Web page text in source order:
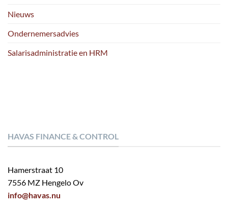
Nieuws
Ondernemersadvies
Salarisadministratie en HRM
HAVAS FINANCE & CONTROL
Hamerstraat 10
7556 MZ Hengelo Ov
info@havas.nu